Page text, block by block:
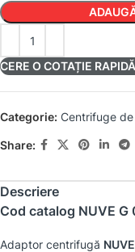
CERE O COTAȚIE
Categorie: Centrifuge
Share:
Descriere
Cod catalog NUVE G
Adaptor centrifugă